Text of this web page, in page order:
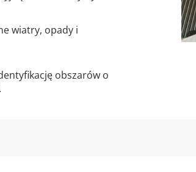
wiatry, opady i
obszarów o